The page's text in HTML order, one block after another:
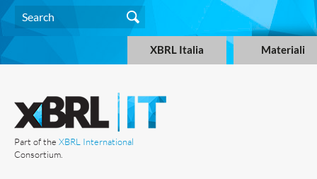
XBRL Italia Materiali
Part of the XBRL International
Consortium.